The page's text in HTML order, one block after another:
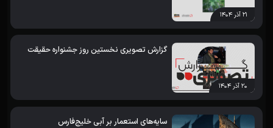
۲۱ آذر ۱۴۰۴
۲۰ آذر ۱۴۰۴
گزارش تصویری نخستین روز جشنواره حقیقت
سایه‌های استعمار بر آبی خلیج‌فارس